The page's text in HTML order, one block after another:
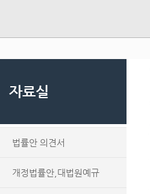
자료실
법률안 의견서
개정법률안,대법원예규